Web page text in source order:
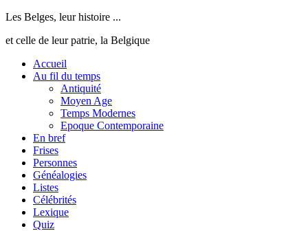
Les Belges, leur histoire ...
et celle de leur patrie, la Belgique
Accueil
Au fil du temps
Antiquité
Moyen Age
Temps Modernes
Epoque Contemporaine
En bref
Frises
Personnes
Généalogies
Listes
Célébrités
Lexique
Quiz